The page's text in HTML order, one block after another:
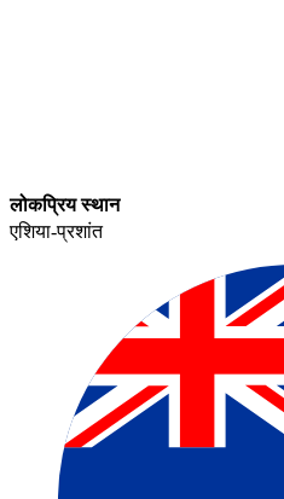
लोकप्रिय स्थान​​
एशिया-प्रशांत​​